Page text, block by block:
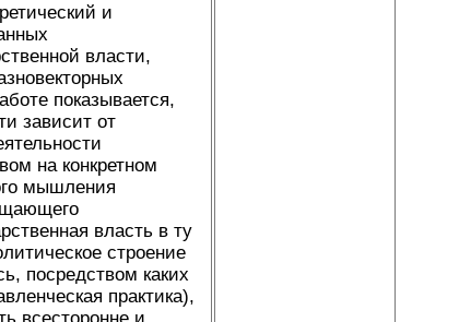
и
власти,
показывается,
зависит от
на конкретном
мышления
власть в ту
строение
посредством каких
практика),